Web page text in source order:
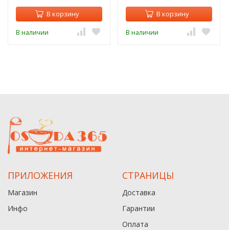
В корзину
В наличии
В корзину
В наличии
ПРИЛОЖЕНИЯ
Магазин
Инфо
СТРАНИЦЫ
Доставка
Гарантии
Оплата